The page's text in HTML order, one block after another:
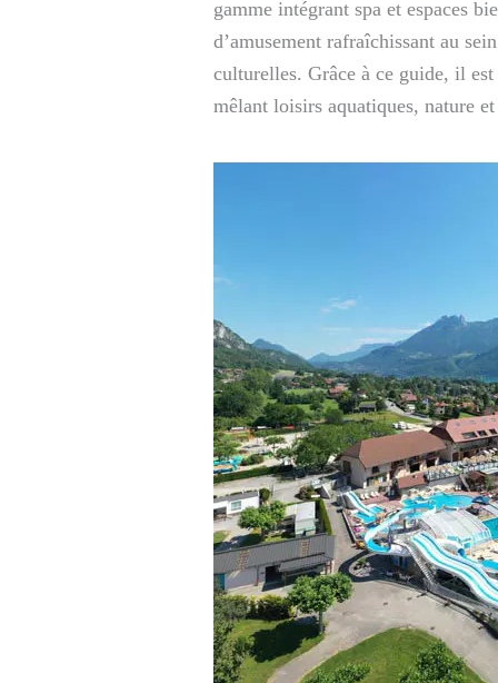
gamme intégrant spa et espaces
d’amusement rafraîchissant au
culturelles. Grâce à ce guide, il
mêlant loisirs aquatiques, nature